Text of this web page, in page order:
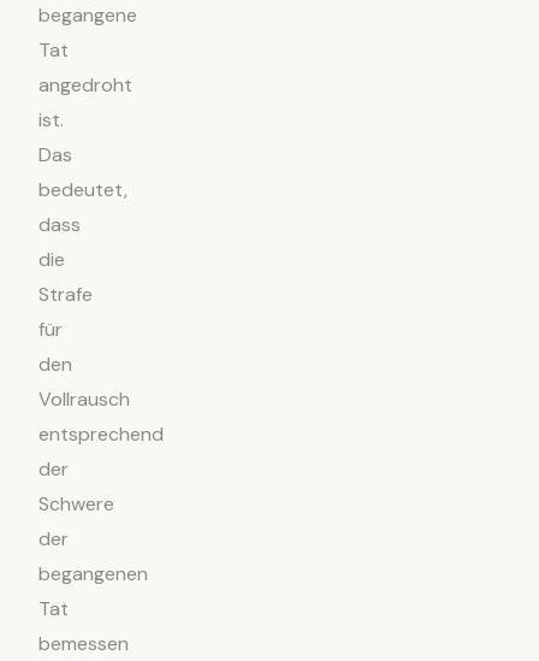
begangene
Tat
angedroht
ist.
Das
bedeutet,
dass
die
Strafe
für
den
Vollrausch
entsprechend
der
Schwere
der
begangenen
Tat
bemessen